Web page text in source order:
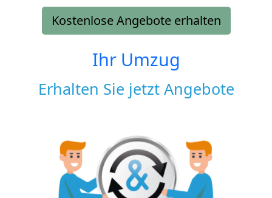
Kostenlose Angebote erhalten
Ihr Umzug
Erhalten Sie jetzt Angebote